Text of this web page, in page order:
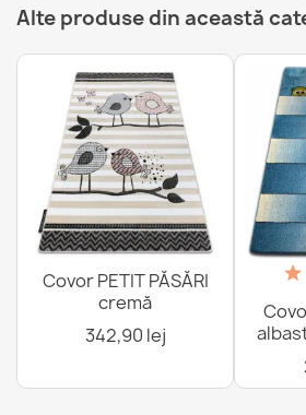
Covor BAMBINO Zoo Spălabil
355,90 lej
Covor lavabil BAMBINO unicorn
121,90 lej
Alte produse din această
Covor PETIT PĂSĂRI
cremă
342,90 lej